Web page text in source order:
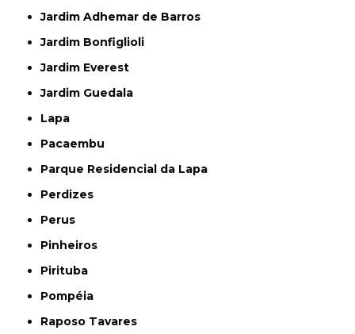
Jardim Adhemar de Barros
Jardim Bonfiglioli
Jardim Everest
Jardim Guedala
Lapa
Pacaembu
Parque Residencial da Lapa
Perdizes
Perus
Pinheiros
Pirituba
Pompéia
Raposo Tavares